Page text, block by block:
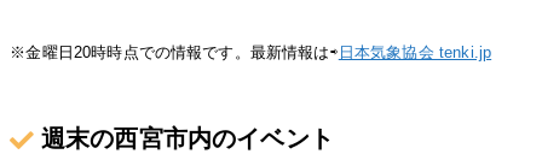
※金曜日20時時点での情報です。最新情報は⇨ 日本気象協会 tenki.jp
週末の西宮市内のイベント